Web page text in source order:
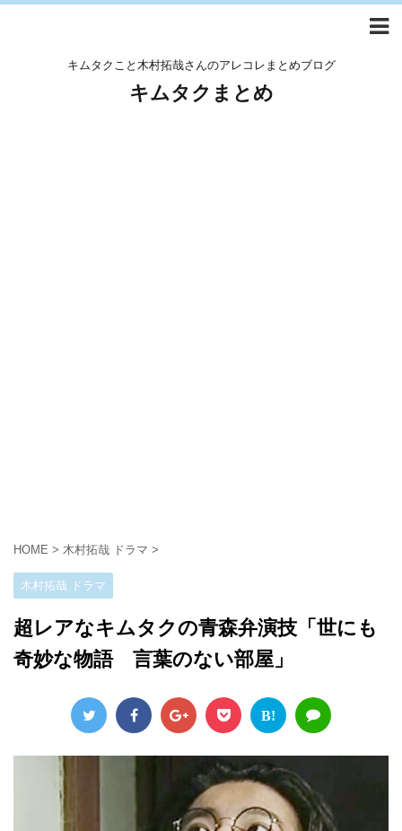
キムタクこと木村拓哉さんのアレコレまとめブログ
キムタクまとめ
HOME > 木村拓哉 ドラマ >
木村拓哉 ドラマ
超レアなキムタクの青森弁演技「世にも
奇妙な物語 言葉のない部屋」
B!